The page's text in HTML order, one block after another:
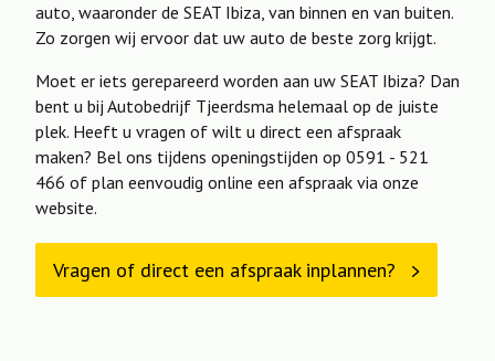
auto, waaronder de SEAT Ibiza, van binnen en van buiten.
Zo zorgen wij ervoor dat uw auto de beste zorg krijgt.
Moet er iets gerepareerd worden aan uw SEAT Ibiza? Dan
bent u bij Autobedrijf Tjeerdsma helemaal op de juiste
plek. Heeft u vragen of wilt u direct een afspraak
maken? Bel ons tijdens openingstijden op 0591 - 521
466 of plan eenvoudig online een afspraak via onze
website.
Vragen of direct een afspraak inplannen?